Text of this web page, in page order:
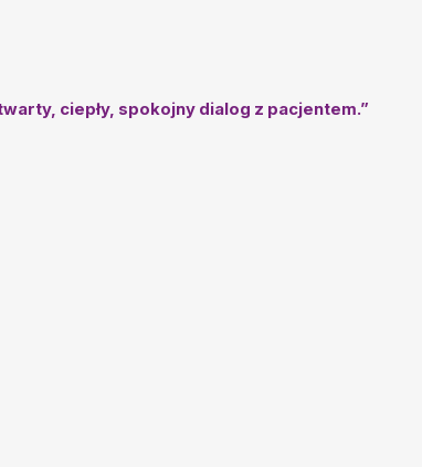
ciepły, spokojny dialog z pacjentem.”